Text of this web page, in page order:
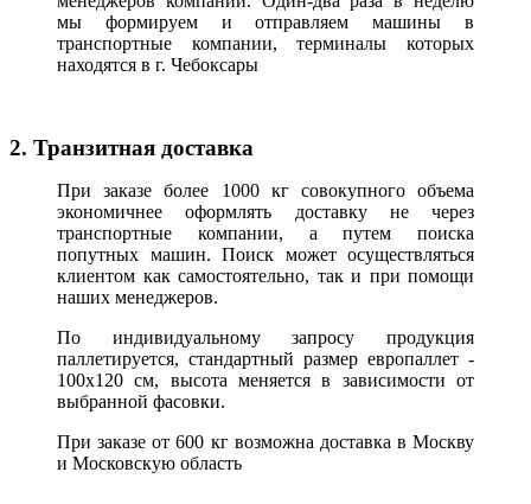
мы формируем и отправляем машины в
транспортные компании, терминалы которых
находятся в г. Чебоксары
2. Транзитная доставка
При заказе более 1000 кг совокупного объема
экономичнее оформлять доставку не через
транспортные компании, а путем поиска
попутных машин. Поиск может осуществляться
клиентом как самостоятельно, так и при помощи
наших менеджеров.
По индивидуальному запросу продукция
паллетируется, стандартный размер европаллет -
100х120 см, высота меняется в зависимости от
выбранной фасовки.
При заказе от 600 кг возможна доставка в Москву
и Московскую область